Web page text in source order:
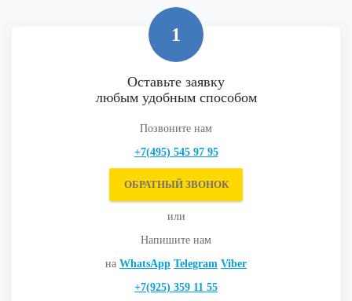
1
Оставьте заявку
любым удобным способом
Позвоните нам
+7(495) 545 97 95
ОБРАТНЫЙ ЗВОНОК
или
Напишите нам
на WhatsApp Telegram Viber
+7(925) 359 11 55